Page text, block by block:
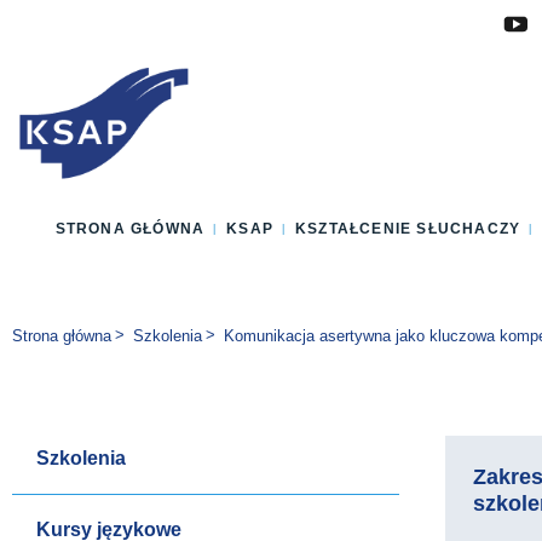
STRONA GŁÓWNA KSAP KSZTAŁCENIE SŁUCHACZY
Jesteś tutaj:
Strona główna Szkolenia Komunikacja asertywna jako kluczowa
Szkolenia
Kursy językowe
Zakres